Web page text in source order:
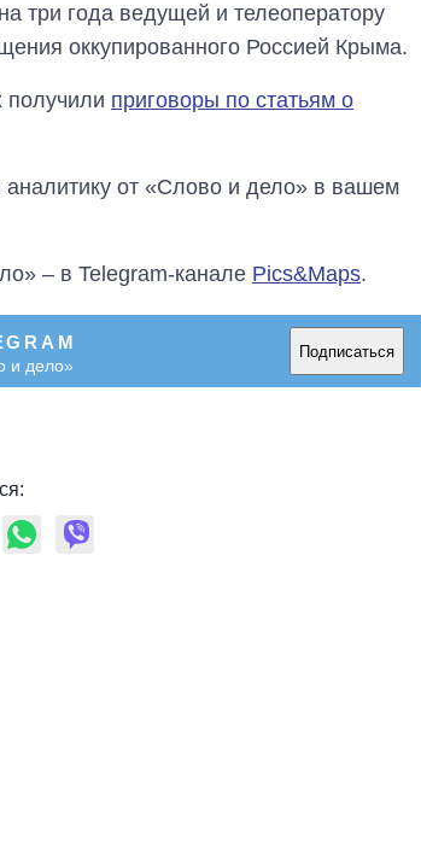
на три года ведущей и телеоператору
оккупированного Россией Крыма.
приговоры по статьям о
от «Слово и дело» в вашем
– в Telegram-канале Pics&Maps.
и дело»
Подписаться
изменилось
количество
поступающих в
магистратуру и